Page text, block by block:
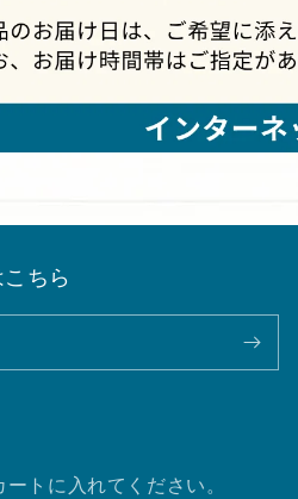
ちら
トに入れてください。